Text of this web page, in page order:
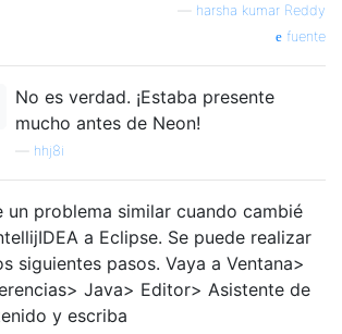
harsha kumar Reddy
fuente
No es verdad. ¡Estaba presente
mucho antes de Neon!
hhj8i
un problema similar cuando cambié
a Eclipse. Se puede realizar
siguientes pasos. Vaya a Ventana>
Java> Editor> Asistente de
y escriba